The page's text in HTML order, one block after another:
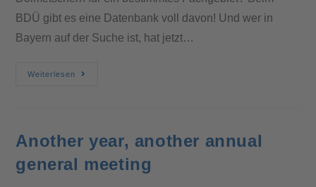
BDÜ gibt es eine Datenbank voll davon! Und wer in
Bayern auf der Suche ist, hat jetzt…
Weiterlesen
Another year, another annual
general meeting